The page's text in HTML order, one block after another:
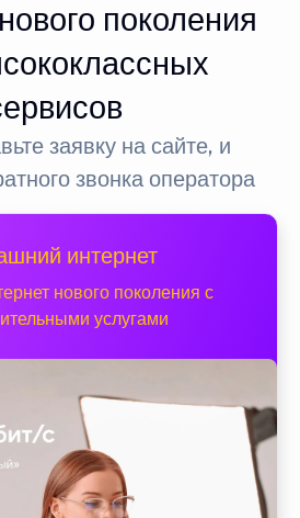
поколения
заявку на сайте, и
звонка оператора
интернет
нового поколения с
услугами